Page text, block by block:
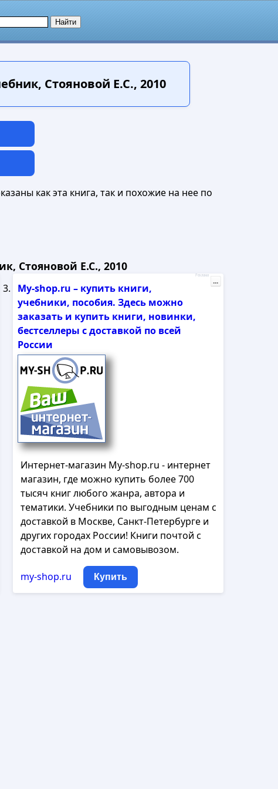
Стояновой Е.С., 2010
как эта книга, так и похожие на нее по
Стояновой Е.С., 2010
My-shop.ru – купить книги,
учебники, пособия. Здесь можно
заказать и купить книги, новинки,
бестселлеры с доставкой по всей
России
Интернет-магазин My-shop.ru - интернет
магазин, где можно купить более 700
тысяч книг любого жанра, автора и
тематики. Учебники по выгодным ценам с
доставкой в Москве, Санкт-Петербурге и
других городах России! Книги почтой с
доставкой на дом и самовывозом.
my-shop.ru Купить
Реклама
...